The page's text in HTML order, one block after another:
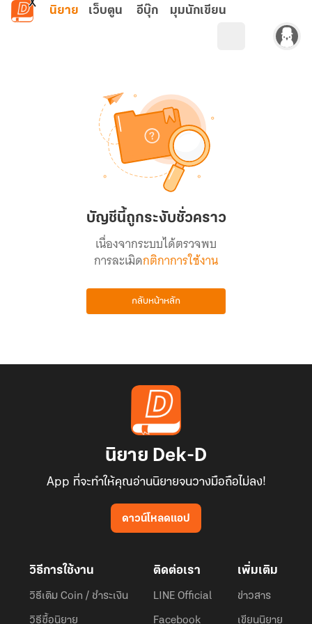
ข้ามไปยังเนื้อหาหลัก
นิยาย เว็บตูน อีบุ๊ก มุมนักเขียน
บัญชีนี้ถูกระงับชั่วคราว
เนื่องจากระบบได้ตรวจพบ
การละเมิดกติกาการใช้งาน
กลับหน้าหลัก
นิยาย Dek-D
App ที่จะทำให้คุณอ่านนิยายจนวางมือถือไม่ลง!
ดาวน์โหลดแอป
วิธีการใช้งาน
วิธีเติม Coin / ชำระเงิน
วิธีซื้อนิยาย
ติดต่อเรา
LINE Official
Facebook
เพิ่มเติม
ข่าวสาร
เขียนนิยาย